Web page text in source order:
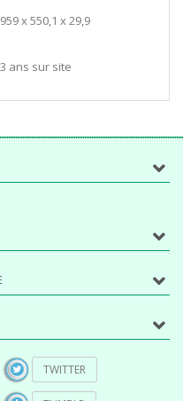
959 x 550,1 x 29,9
3 ans sur site
TWITTER